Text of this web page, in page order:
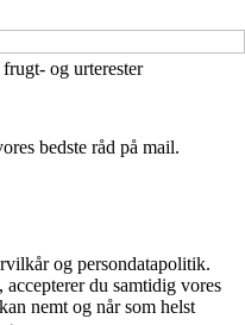
og urterester
bedste råd på mail.
og persondatapolitik.
du samtidig vores
nemt og når som helst